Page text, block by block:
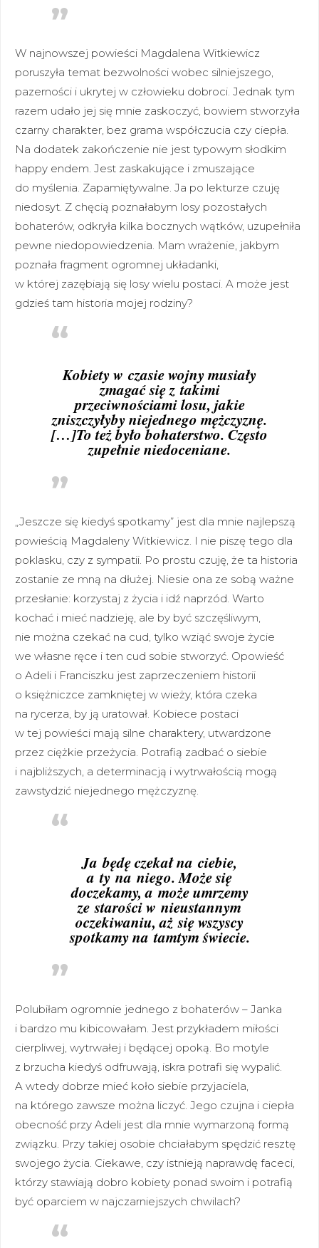
W najnowszej powieści Magdalena Witkiewicz
poruszyła temat bezwolności wobec silniejszego,
pazerności i ukrytej w człowieku dobroci. Jednak tym
razem udało jej się mnie zaskoczyć, bowiem stworzyła
czarny charakter, bez grama współczucia czy ciepła.
Na dodatek zakończenie nie jest typowym słodkim
happy endem. Jest zaskakujące i zmuszające
do myślenia. Zapamiętywalne. Ja po lekturze czuję
niedosyt. Z chęcią poznałabym losy pozostałych
bohaterów, odkryła kilka bocznych wątków, uzupełniła
pewne niedopowiedzenia. Mam wrażenie, jakbym
poznała fragment ogromnej układanki,
w której zazębiają się losy wielu postaci. A może jest
gdzieś tam historia mojej rodziny?
Kobiety w czasie wojny musiały
zmagać się z takimi
przeciwnościami losu, jakie
zniszczyłyby niejednego mężczyznę.
[…]To też było bohaterstwo. Często
zupełnie niedoceniane.
„Jeszcze się kiedyś spotkamy” jest dla mnie najlepszą
powieścią Magdaleny Witkiewicz. I nie piszę tego dla
poklasku, czy z sympatii. Po prostu czuję, że ta historia
zostanie ze mną na dłużej. Niesie ona ze sobą ważne
przesłanie: korzystaj z życia i idź naprzód. Warto
kochać i mieć nadzieję, ale by być szczęśliwym,
nie można czekać na cud, tylko wziąć swoje życie
we własne ręce i ten cud sobie stworzyć. Opowieść
o Adeli i Franciszku jest zaprzeczeniem historii
o księżniczce zamkniętej w wieży, która czeka
na rycerza, by ją uratował. Kobiece postaci
w tej powieści mają silne charaktery, utwardzone
przez ciężkie przeżycia. Potrafią zadbać o siebie
i najbliższych, a determinacją i wytrwałością mogą
zawstydzić niejednego mężczyznę.
Ja będę czekał na ciebie,
a ty na niego. Może się
doczekamy, a może umrzemy
ze starości w nieustannym
oczekiwaniu, aż się wszyscy
spotkamy na tamtym świecie.
Polubiłam ogromnie jednego z bohaterów – Janka
i bardzo mu kibicowałam. Jest przykładem miłości
cierpliwej, wytrwałej i będącej opoką. Bo motyle
z brzucha kiedyś odfruwają, iskra potrafi się wypalić.
A wtedy dobrze mieć koło siebie przyjaciela,
na którego zawsze można liczyć. Jego czujna i ciepła
obecność przy Adeli jest dla mnie wymarzoną formą
związku. Przy takiej osobie chciałabym spędzić resztę
swojego życia. Ciekawe, czy istnieją naprawdę faceci,
którzy stawiają dobro kobiety ponad swoim i potrafią
być oparciem w najczarniejszych chwilach?